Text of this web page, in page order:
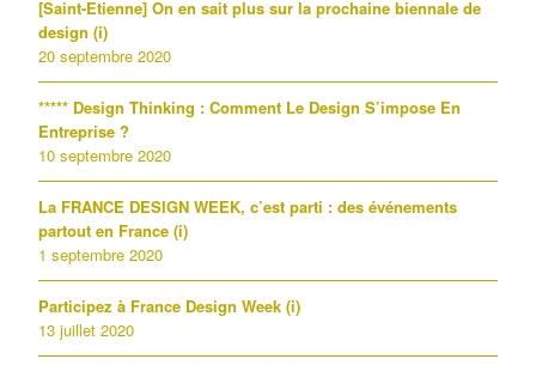
[Saint-Etienne] On en sait plus sur la prochaine biennale de
design (i)
20 septembre 2020
***** Design Thinking : Comment Le Design S’impose En
Entreprise ?
10 septembre 2020
La FRANCE DESIGN WEEK, c’est parti : des événements
partout en France (i)
1 septembre 2020
Participez à France Design Week (i)
13 juillet 2020